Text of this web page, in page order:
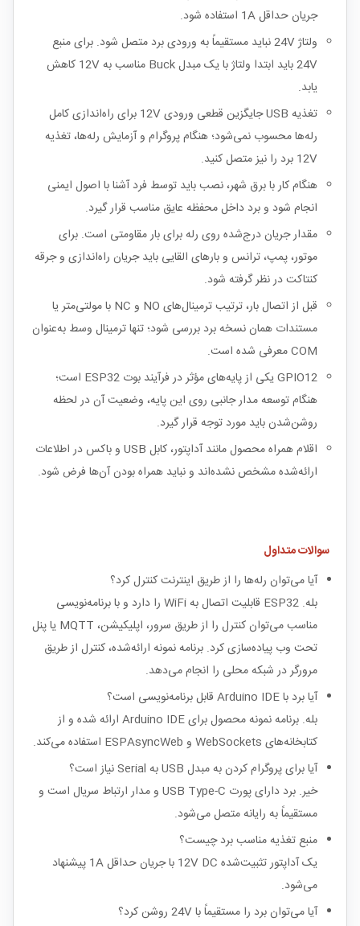
جریان حداقل 1A استفاده شود.
ولتاژ 24V نباید مستقیماً به ورودی برد متصل شود. برای منبع
24V باید ابتدا ولتاژ با یک مبدل Buck مناسب به 12V کاهش
یابد.
تغذیه USB جایگزین قطعی ورودی 12V برای راه‌اندازی کامل
رله‌ها محسوب نمی‌شود؛ هنگام پروگرام و آزمایش رله‌ها، تغذیه
12V برد را نیز متصل کنید.
هنگام کار با برق شهر، نصب باید توسط فرد آشنا با اصول ایمنی
انجام شود و برد داخل محفظه عایق مناسب قرار گیرد.
مقدار جریان درج‌شده روی رله برای بار مقاومتی است. برای
موتور، پمپ، ترانس و بارهای القایی باید جریان راه‌اندازی و جرقه
کنتاکت در نظر گرفته شود.
قبل از اتصال بار، ترتیب ترمینال‌های NO و NC با مولتی‌متر یا
مستندات همان نسخه برد بررسی شود؛ تنها ترمینال وسط به‌عنوان
COM معرفی شده است.
GPIO12 یکی از پایه‌های مؤثر در فرآیند بوت ESP32 است؛
هنگام توسعه مدار جانبی روی این پایه، وضعیت آن در لحظه
روشن‌شدن باید مورد توجه قرار گیرد.
اقلام همراه محصول مانند آداپتور، کابل USB و باکس در اطلاعات
ارائه‌شده مشخص نشده‌اند و نباید همراه بودن آن‌ها فرض شود.
سوالات متداول
آیا می‌توان رله‌ها را از طریق اینترنت کنترل کرد؟
بله. ESP32 قابلیت اتصال به WiFi را دارد و با برنامه‌نویسی
مناسب می‌توان کنترل را از طریق سرور، اپلیکیشن، MQTT یا پنل
تحت وب پیاده‌سازی کرد. برنامه نمونه ارائه‌شده، کنترل از طریق
مرورگر در شبکه محلی را انجام می‌دهد.
آیا برد با Arduino IDE قابل برنامه‌نویسی است؟
بله. برنامه نمونه محصول برای Arduino IDE ارائه شده و از
کتابخانه‌های WebSockets و ESPAsyncWeb استفاده می‌کند.
آیا برای پروگرام کردن به مبدل USB به Serial نیاز است؟
خیر. برد دارای پورت USB Type-C و مدار ارتباط سریال است و
مستقیماً به رایانه متصل می‌شود.
منبع تغذیه مناسب برد چیست؟
یک آداپتور تثبیت‌شده 12V DC با جریان حداقل 1A پیشنهاد
می‌شود.
آیا می‌توان برد را مستقیماً با 24V روشن کرد؟